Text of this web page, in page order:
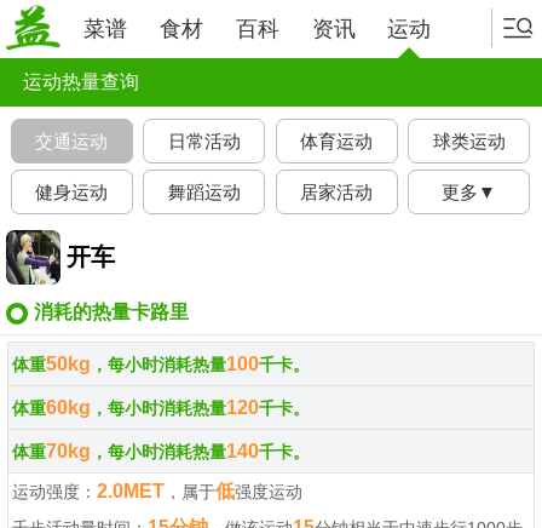
菜谱 食材 百科 资讯 运动
运动热量查询
交通运动 日常活动 体育运动 球类运动
健身运动 舞蹈运动 居家活动 更多▼
开车
消耗的热量卡路里
体重50kg ，每小时消耗热量100千卡。
体重60kg ，每小时消耗热量120千卡。
体重70kg ，每小时消耗热量140千卡。
运动强度：2.0MET ，属于低强度运动